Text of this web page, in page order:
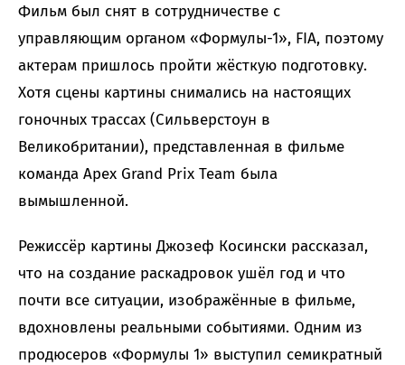
Фильм был снят в сотрудничестве с
управляющим органом «Формулы-1», FIA, поэтому
актерам пришлось пройти жёсткую подготовку.
Хотя сцены картины снимались на настоящих
гоночных трассах (Сильверстоун в
Великобритании), представленная в фильме
команда Apex Grand Prix Team была
вымышленной.
Режиссёр картины Джозеф Косински рассказал,
что на создание раскадровок ушёл год и что
почти все ситуации, изображённые в фильме,
вдохновлены реальными событиями. Одним из
продюсеров «Формулы 1» выступил семикратный